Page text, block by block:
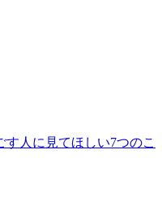
す人に見てほしい7つのこ